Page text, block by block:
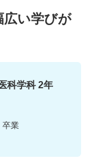
広い学びが
科学科 2年
業